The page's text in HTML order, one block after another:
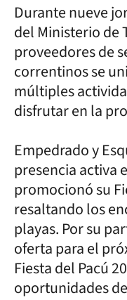
Durante nueve
del Ministerio de
proveedores de
correntinos se
múltiples
disfrutar en la
Empedrado y
presencia activa
promocionó su
resaltando los
playas. Por su
oferta para el
Fiesta del Pacú
oportunidades